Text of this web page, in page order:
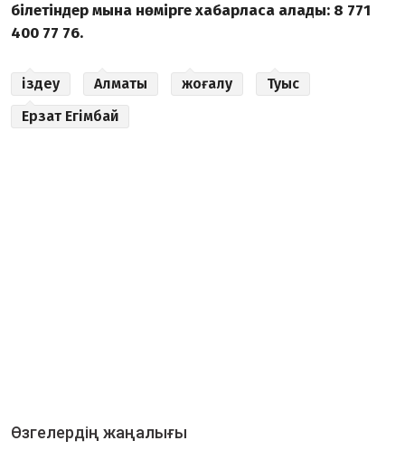
білетіндер мына нөмірге хабарласа алады: 8 771
400 77 76.
іздеу Алматы жоғалу
Туыс
Ерзат Егімбай